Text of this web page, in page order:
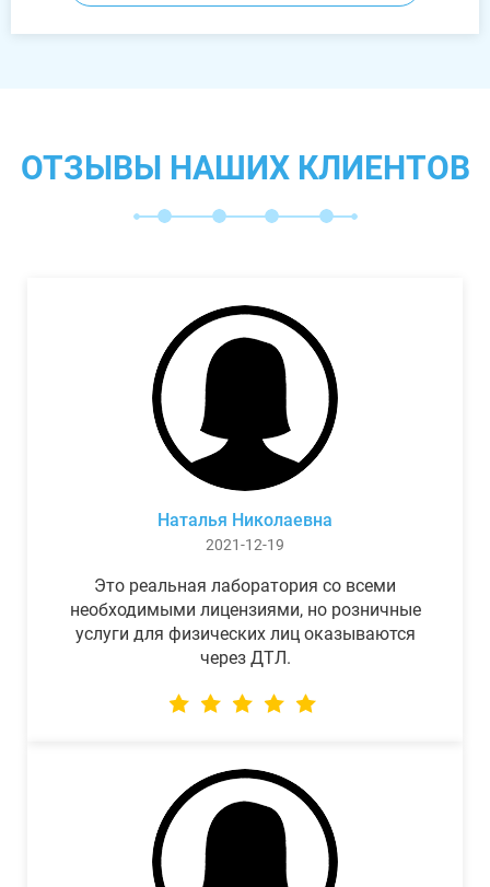
ОТЗЫВЫ НАШИХ КЛИЕНТОВ
Наталья Николаевна
2021-12-19
Это реальная лаборатория со всеми
необходимыми лицензиями, но розничные
услуги для физических лиц оказываются
через ДТЛ.